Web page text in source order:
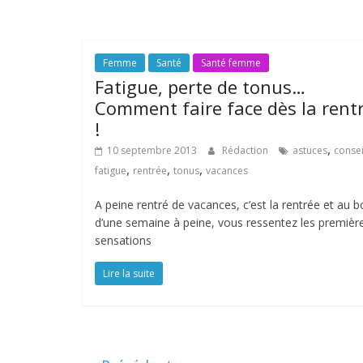
Femme Santé Santé femme
Fatigue, perte de tonus…
Comment faire face dès la
!
10 septembre 2013 Rédaction astuces,
fatigue, rentrée, tonus, vacances
A peine rentré de vacances, c’est la rentrée et au
d’une semaine à peine, vous ressentez les
sensations
Lire la suite